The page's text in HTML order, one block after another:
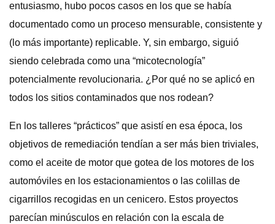
entusiasmo, hubo pocos casos en los que se había
documentado como un proceso mensurable, consistente y
(lo más importante) replicable. Y, sin embargo, siguió
siendo celebrada como una “micotecnología”
potencialmente revolucionaria. ¿Por qué no se aplicó en
todos los sitios contaminados que nos rodean?
En los talleres “prácticos” que asistí en esa época, los
objetivos de remediación tendían a ser más bien triviales,
como el aceite de motor que gotea de los motores de los
automóviles en los estacionamientos o las colillas de
cigarrillos recogidas en un cenicero. Estos proyectos
parecían minúsculos en relación con la escala de